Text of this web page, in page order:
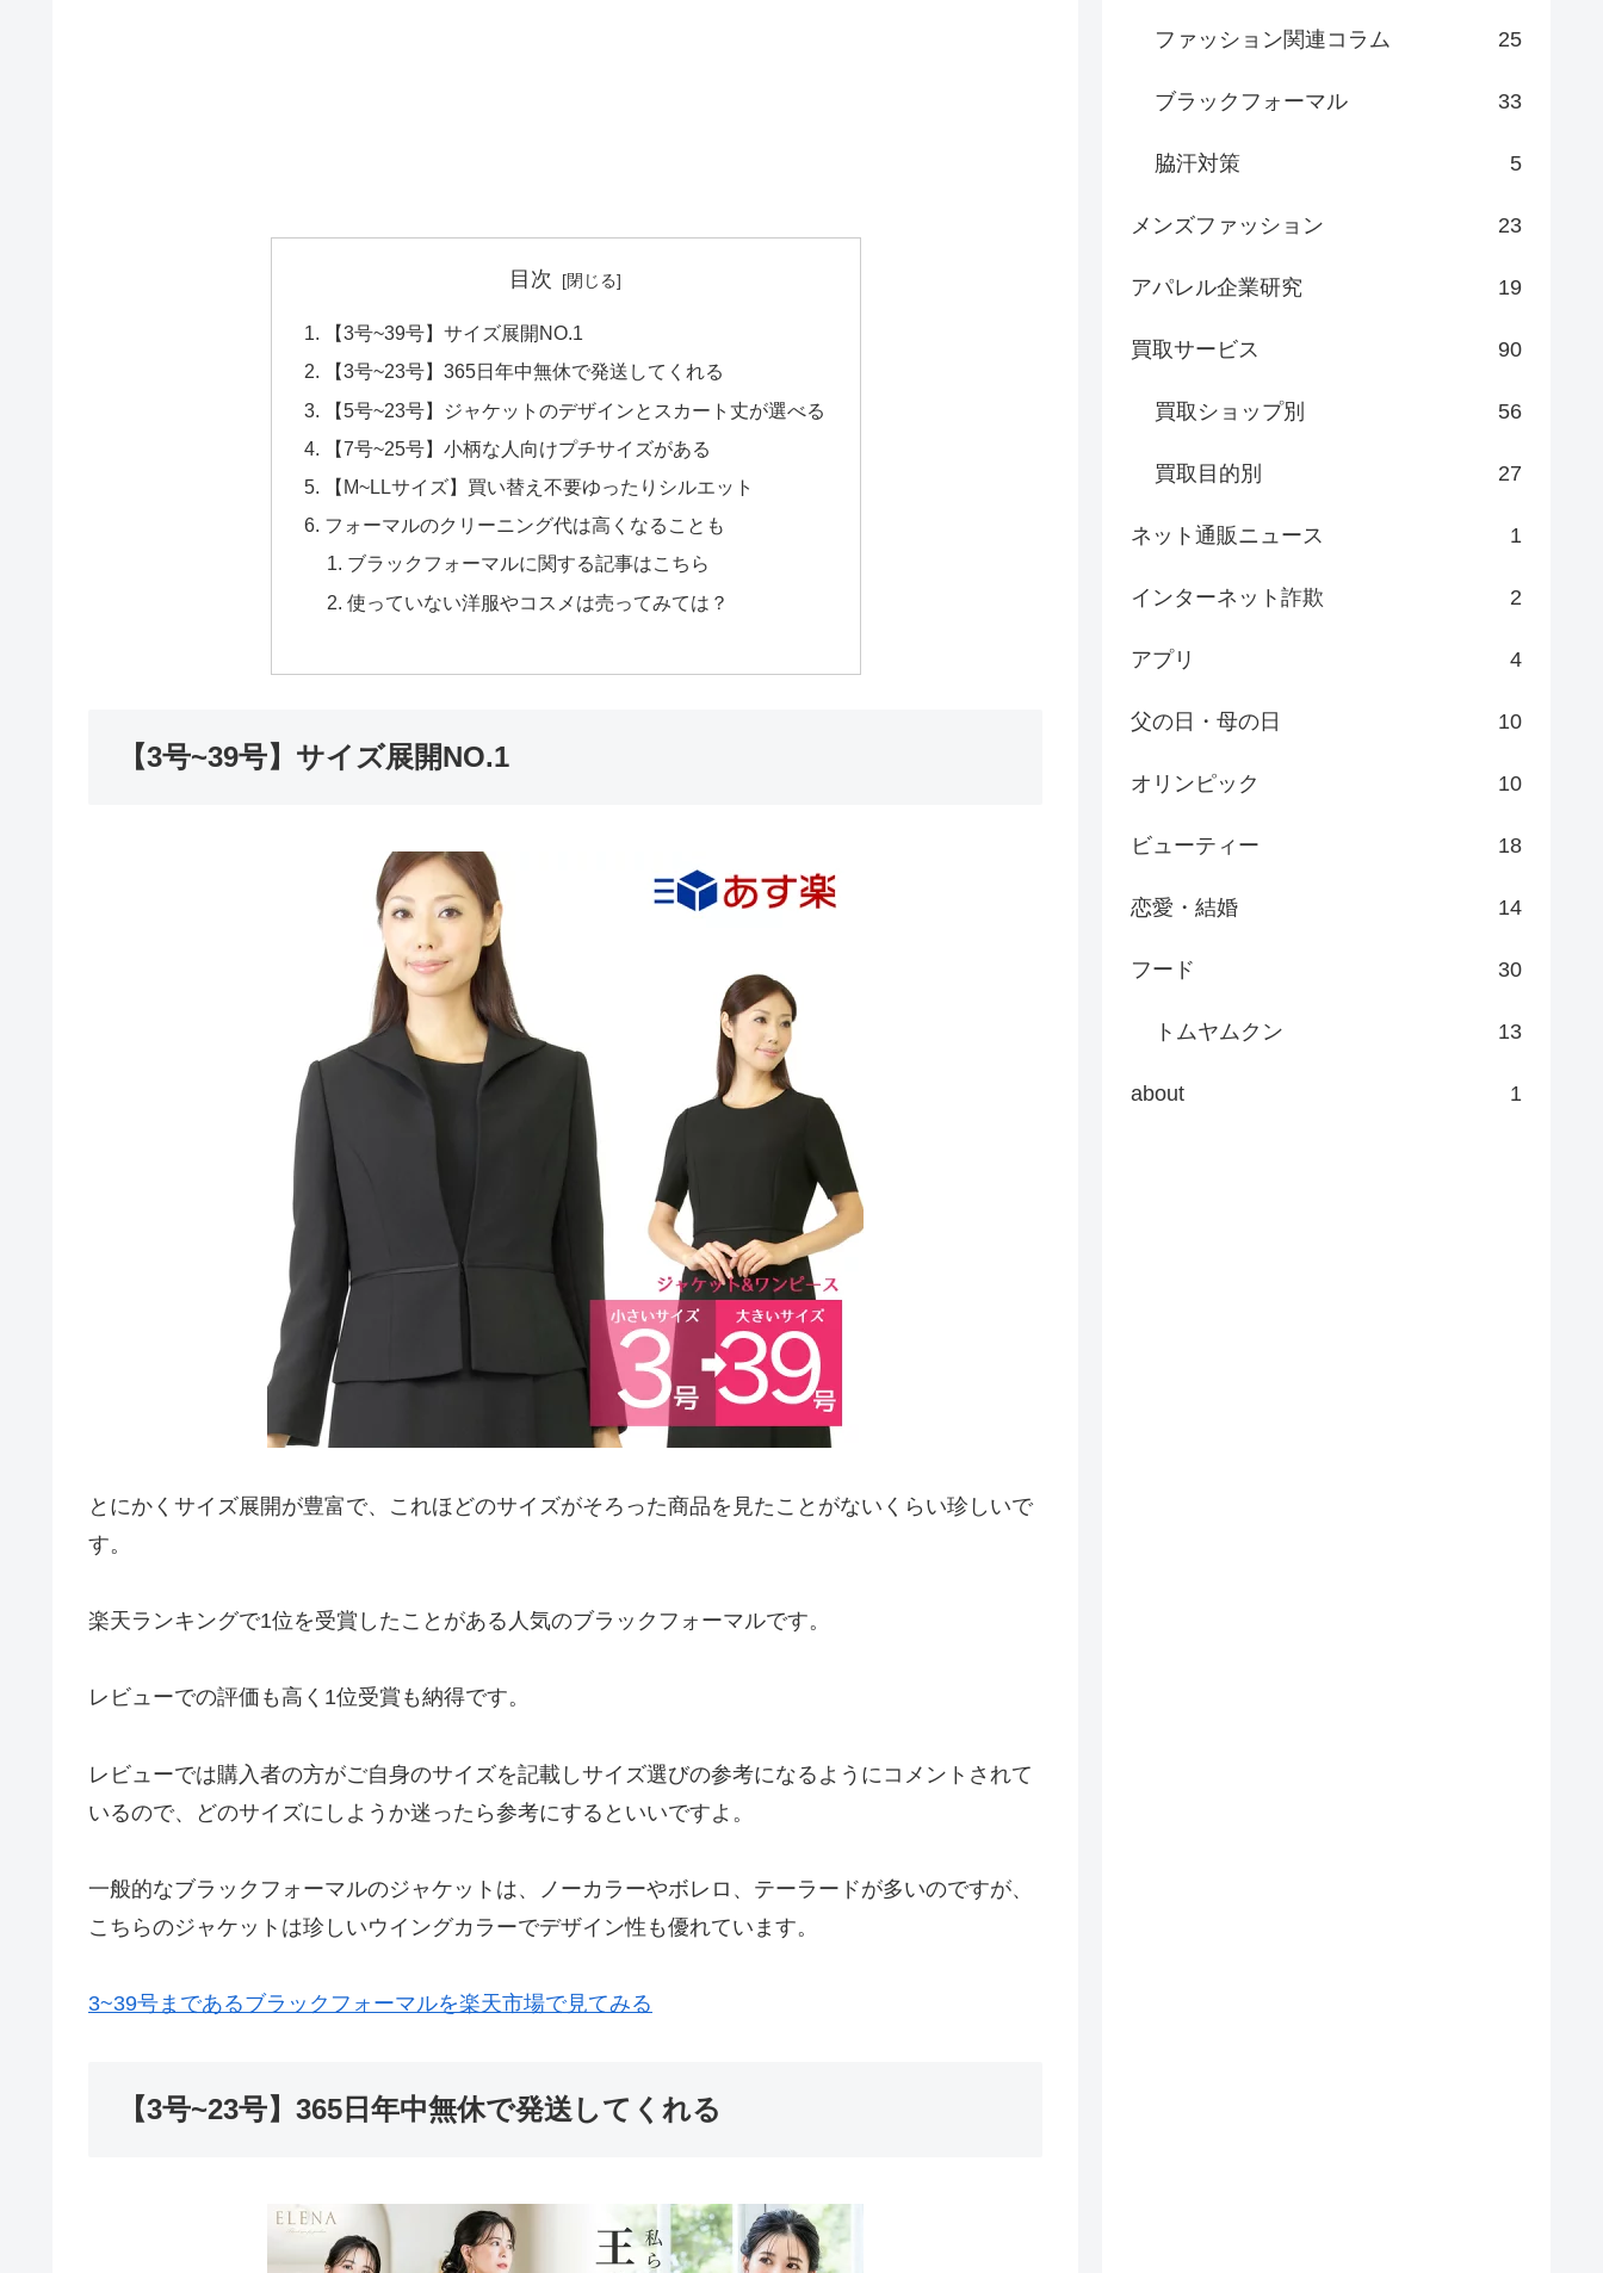
目次
【3号~39号】サイズ展開NO.1
【3号~23号】365日年中無休で発送してくれる
【5号~23号】ジャケットのデザインとスカート丈が選べる
【7号~25号】小柄な人向けプチサイズがある
【M~LLサイズ】買い替え不要ゆったりシルエット
フォーマルのクリーニング代は高くなることも
ブラックフォーマルに関する記事はこちら
使っていない洋服やコスメは売ってみては？
【3号~39号】サイズ展開NO.1
とにかくサイズ展開が豊富で、これほどのサイズがそろった商品を見たことがないくらい珍しいで
す。
楽天ランキングで1位を受賞したことがある人気のブラックフォーマルです。
レビューでの評価も高く1位受賞も納得です。
レビューでは購入者の方がご自身のサイズを記載しサイズ選びの参考になるようにコメントされて
いるので、どのサイズにしようか迷ったら参考にするといいですよ。
一般的なブラックフォーマルのジャケットは、ノーカラーやボレロ、テーラードが多いのですが、
こちらのジャケットは珍しいウイングカラーでデザイン性も優れています。
3~39号まであるブラックフォーマルを楽天市場で見てみる
【3号~23号】365日年中無休で発送してくれる
ファッション関連コラム 25
ブラックフォーマル 33
脇汗対策 5
メンズファッション 23
アパレル企業研究 19
買取サービス 90
買取ショップ別 56
買取目的別 27
ネット通販ニュース 1
インターネット詐欺 2
アプリ 4
父の日・母の日 10
オリンピック 10
ビューティー 18
恋愛・結婚 14
フード 30
トムヤムクン 13
about 1